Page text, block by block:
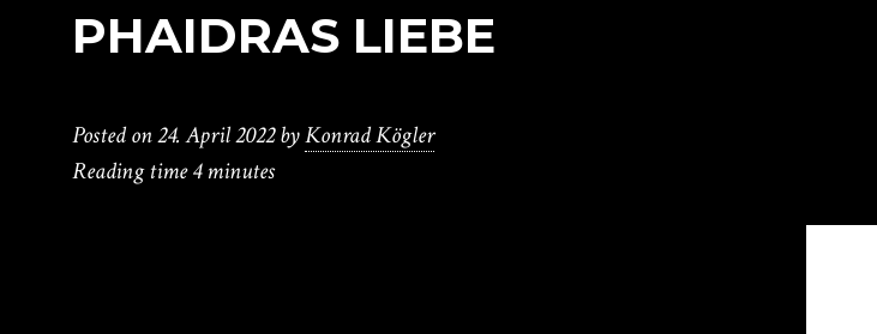
PHAIDRAS LIEBE
Posted on24. April 2022byKonrad Kögler
Reading time4 minutes